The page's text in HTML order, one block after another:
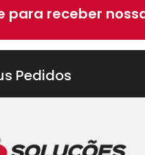
receber
Pedidos